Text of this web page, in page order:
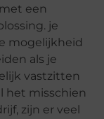
een
je
mogelijkheid
als je
vastzitten
het misschien
zijn er veel